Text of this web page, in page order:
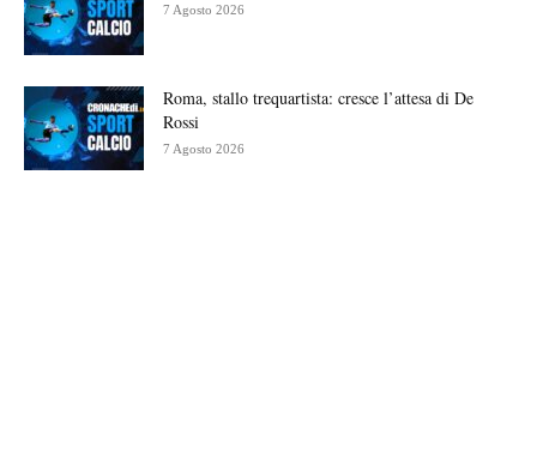
7 Agosto 2026
Roma, stallo trequartista: cresce l’attesa di De
Rossi
7 Agosto 2026